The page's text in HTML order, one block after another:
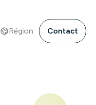
Région Contact